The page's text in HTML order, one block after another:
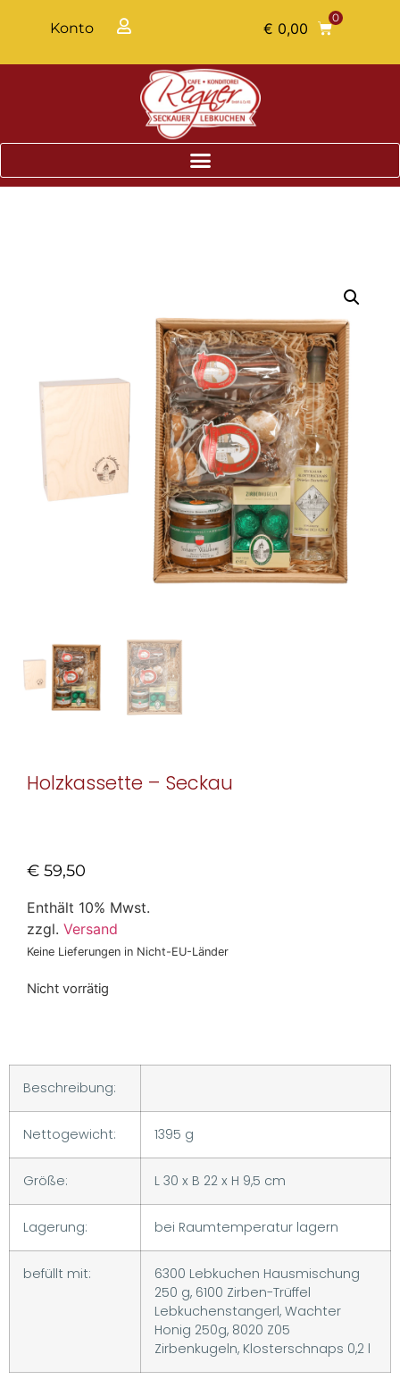
Konto € 0,00
0
Holzkassette – Seckau
€ 59,50
Enthält 10% Mwst.
zzgl. Versand
Keine Lieferungen in Nicht-EU-Länder
Nicht vorrätig
Beschreibung:
Nettogewicht: 1395 g
Größe: L 30 x B 22 x H 9,5 cm
Lagerung: bei Raumtemperatur lagern
befüllt mit:
6300 Lebkuchen Hausmischung
250 g, 6100 Zirben-Trüffel
Lebkuchenstangerl, Wachter
Honig 250g, 8020 Z05
Zirbenkugeln, Klosterschnaps 0,2 l